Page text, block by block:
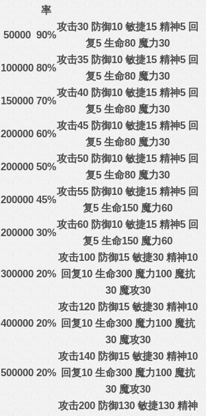
率
50000 90%
攻击30 防御10 敏捷15 精神5 回
复5 生命80 魔力30
100000 80%
攻击35 防御10 敏捷15 精神5 回
复5 生命80 魔力30
150000 70%
攻击40 防御10 敏捷15 精神5 回
复5 生命80 魔力30
200000 60%
攻击45 防御10 敏捷15 精神5 回
复5 生命80 魔力30
200000 50%
攻击50 防御10 敏捷15 精神5 回
复5 生命80 魔力30
200000 45%
攻击55 防御10 敏捷15 精神5 回
复5 生命150 魔力60
200000 30%
攻击60 防御10 敏捷15 精神5 回
复5 生命150 魔力60
300000 20%
攻击100 防御15 敏捷30 精神10
回复10 生命300 魔力100 魔抗
30 魔攻30
400000 20%
攻击120 防御15 敏捷30 精神10
回复10 生命300 魔力100 魔抗
30 魔攻30
500000 20%
攻击140 防御15 敏捷30 精神10
回复10 生命300 魔力100 魔抗
30 魔攻30
攻击200 防御130 敏捷130 精神